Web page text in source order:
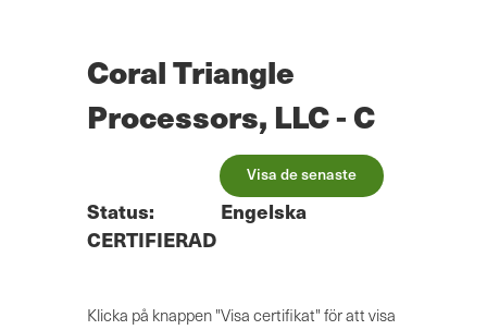
Coral Triangle
Processors, LLC - C
Visa de senaste
Status:
CERTIFIERAD
Engelska
Klicka på knappen "Visa certifikat" för att visa